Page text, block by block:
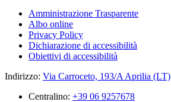
Amministrazione Trasparente
Albo online
Privacy Policy
Dichiarazione di accessibilità
Obiettivi di accessibilità
Indirizzo: Via Carroceto, 193/A Aprilia (LT)
Centralino: +39 06 9257678